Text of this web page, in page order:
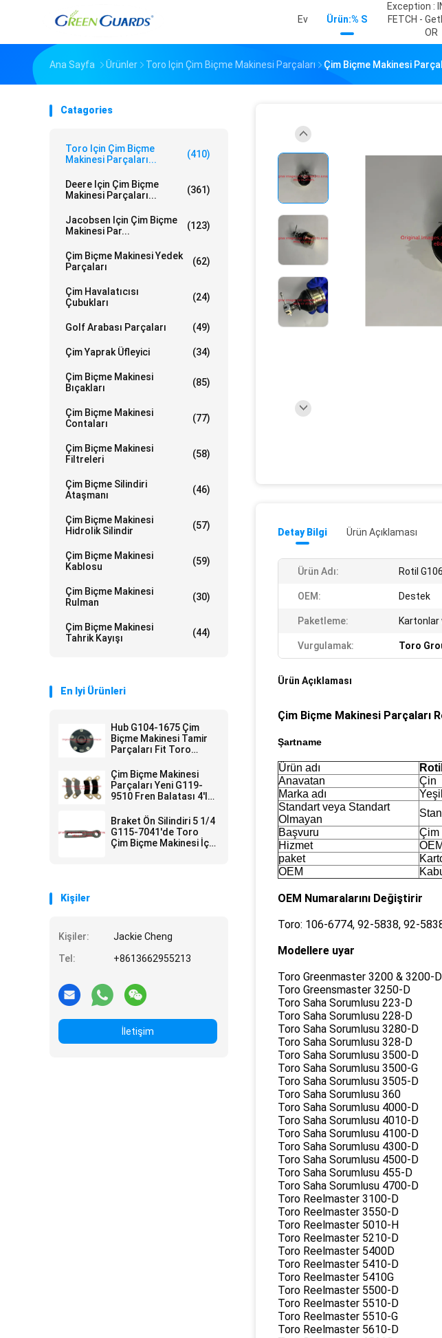
Ev Ürün:% S
Exception :
FETCH -
OR
Ana Sayfa Ürünler Toro Için Çim Biçme Makinesi Parçaları Çim Biçme Makinesi
Catagories
Toro Için Çim Biçme
Makinesi Parçaları...
(410)
Deere Için Çim Biçme
Makinesi Parçaları...
(361)
Jacobsen Için Çim Biçme
Makinesi Par...
(123)
Çim Biçme Makinesi Yedek
Parçaları
(62)
Çim Havalatıcısı
Çubukları
(24)
Golf Arabası Parçaları (49)
Çim Yaprak Üfleyici (34)
Çim Biçme Makinesi
Bıçakları
(85)
Çim Biçme Makinesi
Contaları
(77)
Çim Biçme Makinesi
Filtreleri
(58)
Çim Biçme Silindiri
Ataşmanı
(46)
Çim Biçme Makinesi
Hidrolik Silindir
(57)
Çim Biçme Makinesi
Kablosu
(59)
Çim Biçme Makinesi
Rulman
(30)
Çim Biçme Makinesi
Tahrik Kayışı
(44)
En Iyi Ürünleri
Hub G104-1675 Çim
Biçme Makinesi Tamir
Parçaları Fit Toro
Araç
Çim Biçme Makinesi
Parçaları Yeni G119-
9510 Fren Balatası 4'lü
Braket Ön Silindiri 5 1/4
G115-7041'de Toro
Çim Biçme Makinesi İçin
Kişiler
Kişiler:
Jackie Cheng
Tel:
+8613662955213
İletişim
Detay Bilgi Ürün Açıklaması
Ürün Adı: Rotil
OEM: Destek
Paketleme: Kartonlar
Vurgulamak: Toro
Ürün Açıklaması
Çim Biçme Makinesi Parçaları
Şartname
Ürün adı
Anavatan
Çin
Marka adı
Standart veya Standart
Olmayan
Başvuru
Çim
Hizmet
paket
OEM
OEM Numaralarını Değiştirir
Toro: 106-6774, 92-5838, 92-
Modellere uyar
Toro Greenmaster 3200 & 3200-D
Toro Greensmaster 3250-D
Toro Saha Sorumlusu 223-D
Toro Saha Sorumlusu 228-D
Toro Saha Sorumlusu 3280-D
Toro Saha Sorumlusu 328-D
Toro Saha Sorumlusu 3500-D
Toro Saha Sorumlusu 3500-G
Toro Saha Sorumlusu 3505-D
Toro Saha Sorumlusu 360
Toro Saha Sorumlusu 4000-D
Toro Saha Sorumlusu 4010-D
Toro Saha Sorumlusu 4100-D
Toro Saha Sorumlusu 4300-D
Toro Saha Sorumlusu 4500-D
Toro Saha Sorumlusu 455-D
Toro Saha Sorumlusu 4700-D
Toro Reelmaster 3100-D
Toro Reelmaster 3550-D
Toro Reelmaster 5010-H
Toro Reelmaster 5210-D
Toro Reelmaster 5400D
Toro Reelmaster 5410-D
Toro Reelmaster 5410G
Toro Reelmaster 5500-D
Toro Reelmaster 5510-D
Toro Reelmaster 5510-G
Toro Reelmaster 5610-D